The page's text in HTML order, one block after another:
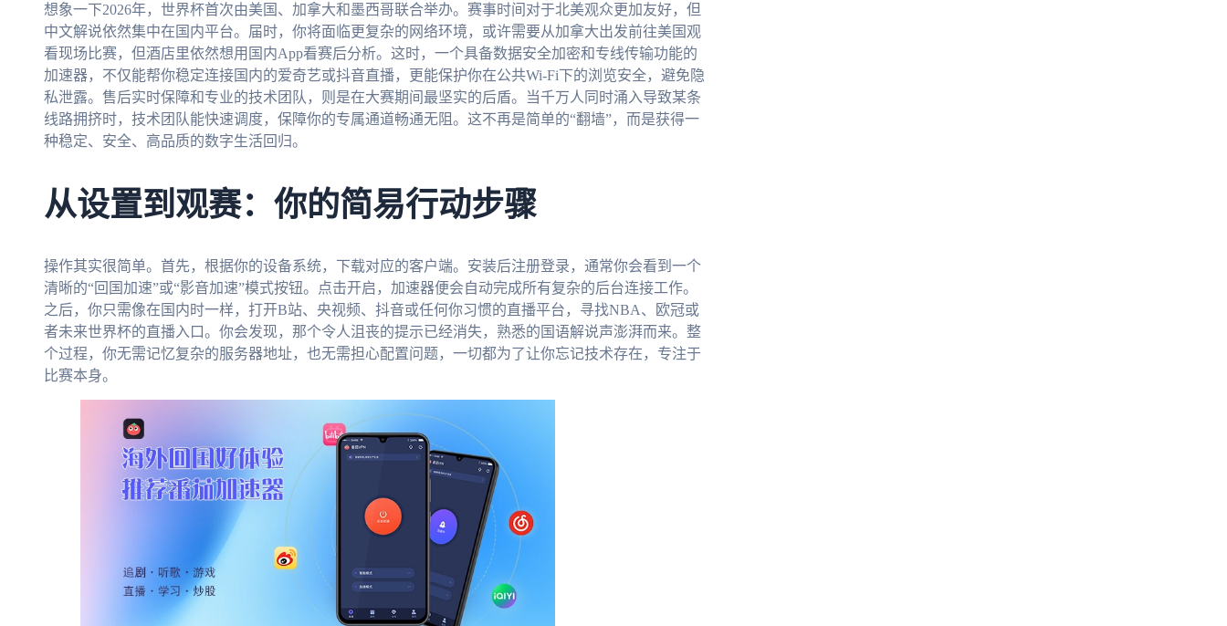
想象一下2026年，世界杯首次由美国、加拿大和墨西哥联合举办。赛事时间对于北美观众更加友好，但
中文解说依然集中在国内平台。届时，你将面临更复杂的网络环境，或许需要从加拿大出发前往美国观
看现场比赛，但酒店里依然想用国内App看赛后分析。这时，一个具备数据安全加密和专线传输功能的
加速器，不仅能帮你稳定连接国内的爱奇艺或抖音直播，更能保护你在公共Wi-Fi下的浏览安全，避免隐
私泄露。售后实时保障和专业的技术团队，则是在大赛期间最坚实的后盾。当千万人同时涌入导致某条
线路拥挤时，技术团队能快速调度，保障你的专属通道畅通无阻。这不再是简单的“翻墙”，而是获得一
种稳定、安全、高品质的数字生活回归。
从设置到观赛：你的简易行动步骤
操作其实很简单。首先，根据你的设备系统，下载对应的客户端。安装后注册登录，通常你会看到一个
清晰的“回国加速”或“影音加速”模式按钮。点击开启，加速器便会自动完成所有复杂的后台连接工作。
之后，你只需像在国内时一样，打开B站、央视频、抖音或任何你习惯的直播平台，寻找NBA、欧冠或
者未来世界杯的直播入口。你会发现，那个令人沮丧的提示已经消失，熟悉的国语解说声澎湃而来。整
个过程，你无需记忆复杂的服务器地址，也无需担心配置问题，一切都为了让你忘记技术存在，专注于
比赛本身。